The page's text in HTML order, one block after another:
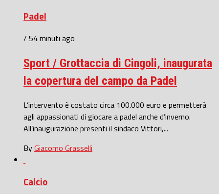
Padel
/ 54 minuti ago
Sport / Grottaccia di Cingoli, inaugurata
la copertura del campo da Padel
L’intervento è costato circa 100.000 euro e permetterà
agli appassionati di giocare a padel anche d’inverno.
All’inaugurazione presenti il sindaco Vittori,...
ByGiacomo Grasselli
Calcio